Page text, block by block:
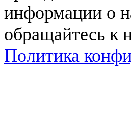
информации о
обращайтесь к
Политика